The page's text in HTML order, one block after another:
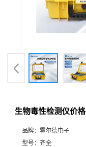
生物毒性检测仪价格
品牌： 霍尔德电子
型号： 齐全